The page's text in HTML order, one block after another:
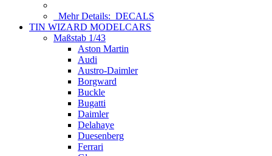
Mehr Details: DECALS
TIN WIZARD MODELCARS
Maßstab 1/43
Aston Martin
Audi
Austro-Daimler
Borgward
Buckle
Bugatti
Daimler
Delahaye
Duesenberg
Ferrari